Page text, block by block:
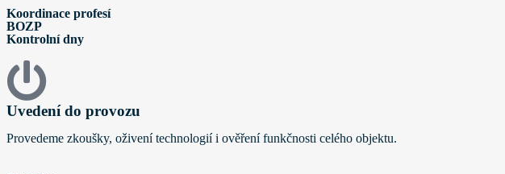
Koordinace profesí
BOZP
Kontrolní dny
Uvedení do provozu
Provedeme zkoušky, oživení technologií i ověření funkčnosti celého objektu.